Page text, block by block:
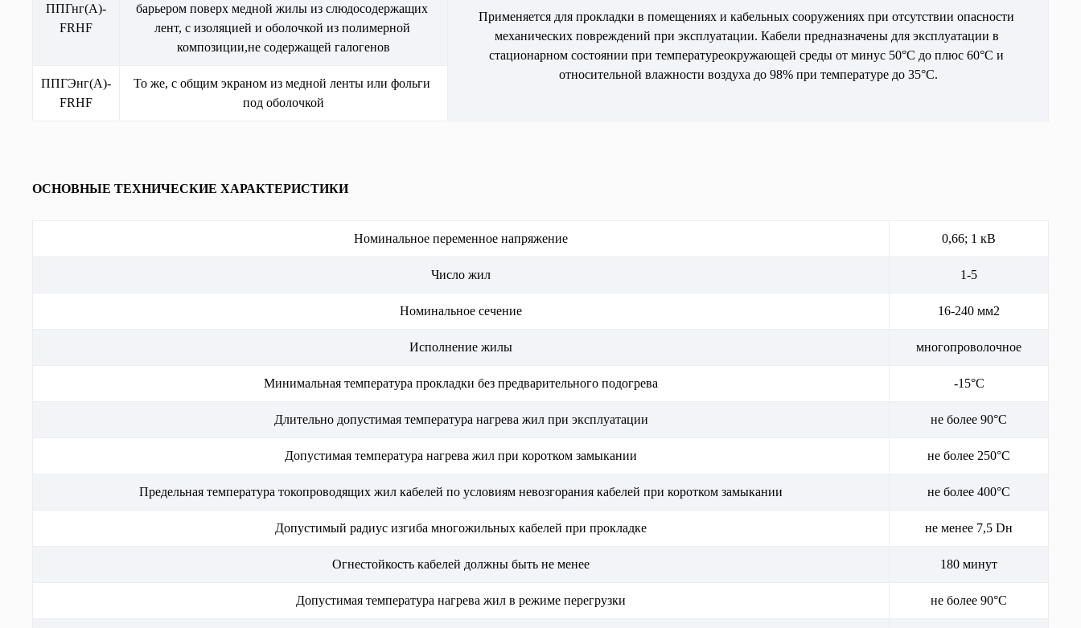
ППГнг(А)-
FRHF
барьером поверх медной жилы из слюдосодержащих
лент, с изоляцией и оболочкой из полимерной
композиции,не содержащей галогенов
Применяется для прокладки в помещениях и кабельных сооружениях при отсутствии опасности
механических повреждений при эксплуатации. Кабели предназначены для эксплуатации в
стационарном состоянии при температуреокружающей среды от минус 50°С до плюс 60°С и
относительной влажности воздуха до 98% при температуре до 35°С.
ППГЭнг(А)-
FRHF
То же, с общим экраном из медной ленты или фольги
под оболочкой
ОСНОВНЫЕ ТЕХНИЧЕСКИЕ ХАРАКТЕРИСТИКИ
Номинальное переменное напряжение 0,66; 1 кВ
Число жил 1-5
Номинальное сечение 16-240 мм2
Исполнение жилы многопроволочное
Минимальная температура прокладки без предварительного подогрева -15°С
Длительно допустимая температура нагрева жил при эксплуатации не более 90°С
Допустимая температура нагрева жил при коротком замыкании не более 250°С
Предельная температура токопроводящих жил кабелей по условиям невозгорания кабелей при коротком замыкании не более 400°С
Допустимый радиус изгиба многожильных кабелей при прокладке не менее 7,5 Dн
Огнестойкость кабелей должны быть не менее 180 минут
Допустимая температура нагрева жил в режиме перегрузки не более 90°С